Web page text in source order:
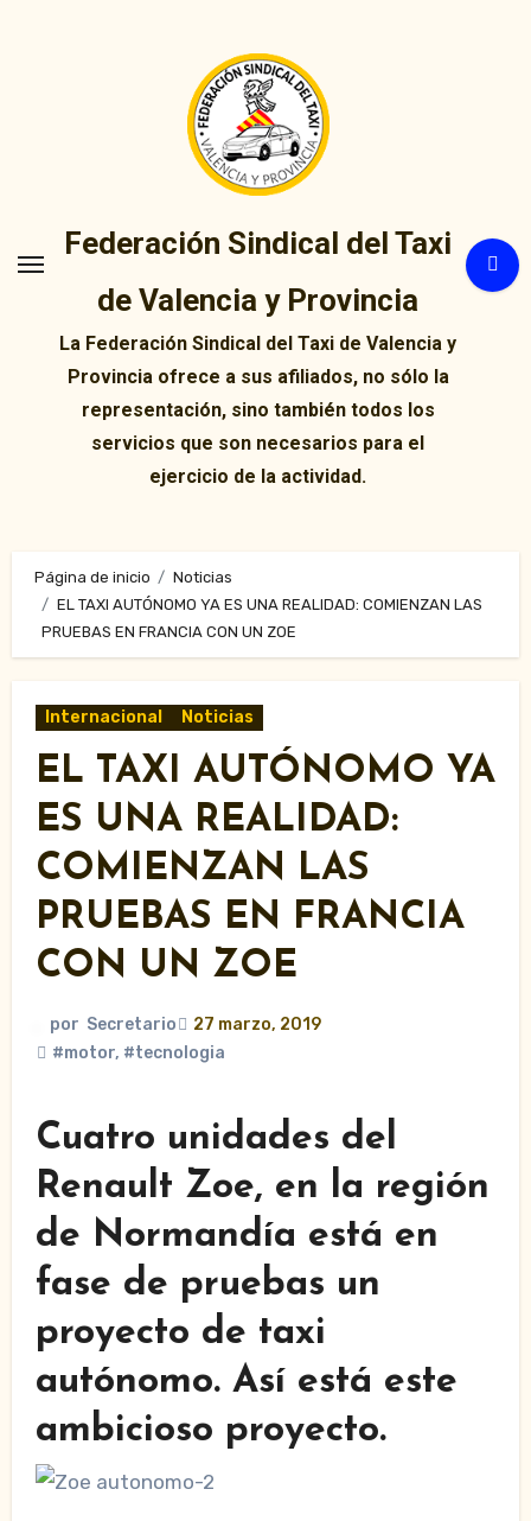
Federación Sindical del Taxi
de Valencia y Provincia
La Federación Sindical del Taxi de Valencia y
Provincia ofrece a sus afiliados, no sólo la
representación, sino también todos los
servicios que son necesarios para el
ejercicio de la actividad.
Página de inicio
Noticias
EL TAXI AUTÓNOMO YA ES UNA REALIDAD: COMIENZAN LAS
PRUEBAS EN FRANCIA CON UN ZOE
Internacional Noticias
EL TAXI AUTÓNOMO YA
ES UNA REALIDAD:
COMIENZAN LAS
PRUEBAS EN FRANCIA
CON UN ZOE
por Secretario
27 marzo, 2019
#motor, #tecnologia
Cuatro unidades del
Renault Zoe, en la región
de Normandía está en
fase de pruebas un
proyecto de taxi
autónomo. Así está este
ambicioso proyecto.